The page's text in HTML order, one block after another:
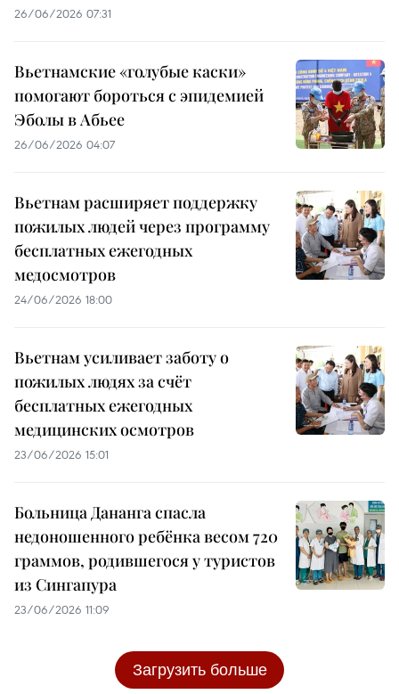
26/06/2026 07:31
Вьетнамские «голубые каски»
помогают бороться с эпидемией
Эболы в Абьее
26/06/2026 04:07
Вьетнам расширяет поддержку
пожилых людей через программу
бесплатных ежегодных
медосмотров
24/06/2026 18:00
Вьетнам усиливает заботу о
пожилых людях за счёт
бесплатных ежегодных
медицинских осмотров
23/06/2026 15:01
Больница Дананга спасла
недоношенного ребёнка весом 720
граммов, родившегося у туристов
из Сингапура
23/06/2026 11:09
Загрузить больше